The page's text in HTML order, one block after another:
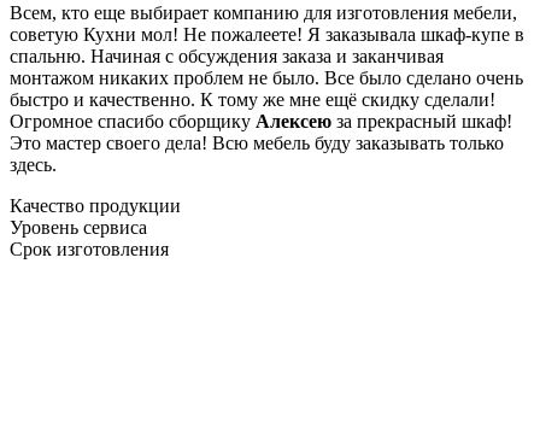
Всем, кто еще выбирает компанию для изготовления мебели,
советую Кухни мол! Не пожалеете! Я заказывала шкаф-купе в
спальню. Начиная с обсуждения заказа и заканчивая
монтажом никаких проблем не было. Все было сделано очень
быстро и качественно. К тому же мне ещё скидку сделали!
Огромное спасибо сборщику Алексею за прекрасный шкаф!
Это мастер своего дела! Всю мебель буду заказывать только
здесь.
Качество продукции
Уровень сервиса
Срок изготовления